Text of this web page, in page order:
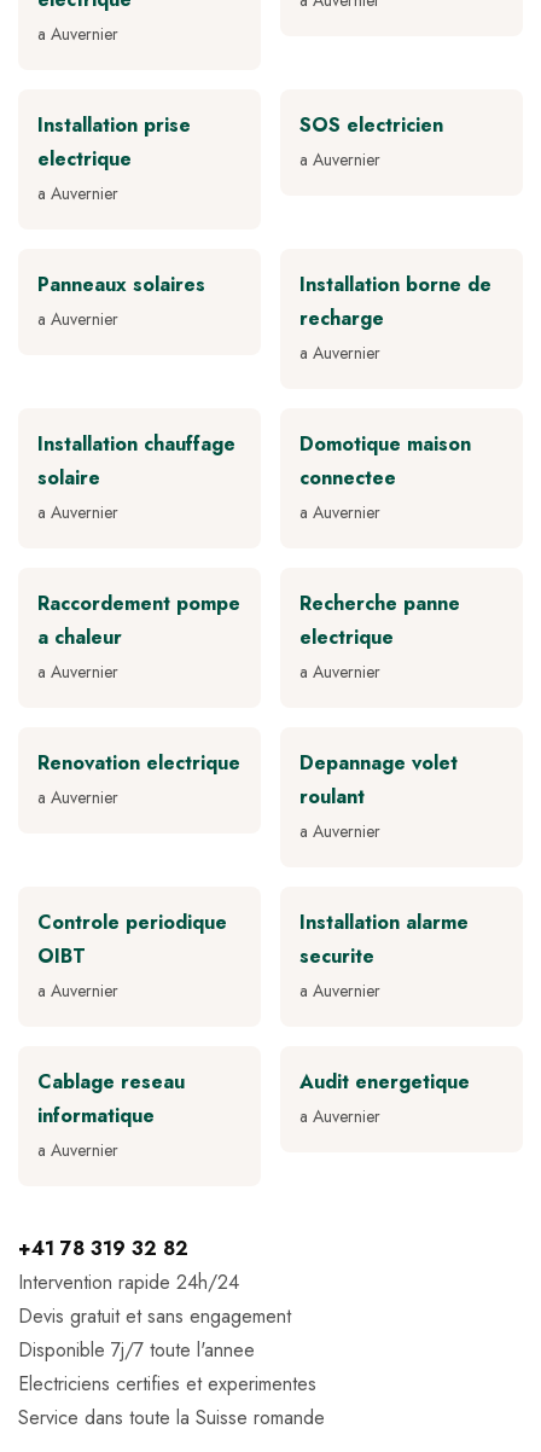
a Auvernier
Installation prise
electrique
a Auvernier
SOS electricien
a Auvernier
Panneaux solaires
a Auvernier
Installation borne de
recharge
a Auvernier
Installation chauffage
solaire
a Auvernier
Domotique maison
connectee
a Auvernier
Raccordement pompe
a chaleur
a Auvernier
Recherche panne
electrique
a Auvernier
Renovation electrique
a Auvernier
Depannage volet
roulant
a Auvernier
Controle periodique
OIBT
a Auvernier
Installation alarme
securite
a Auvernier
Cablage reseau
informatique
a Auvernier
Audit energetique
a Auvernier
+41 78 319 32 82
Intervention rapide 24h/24
Devis gratuit et sans engagement
Disponible 7j/7 toute l'annee
Electriciens certifies et experimentes
Service dans toute la Suisse romande